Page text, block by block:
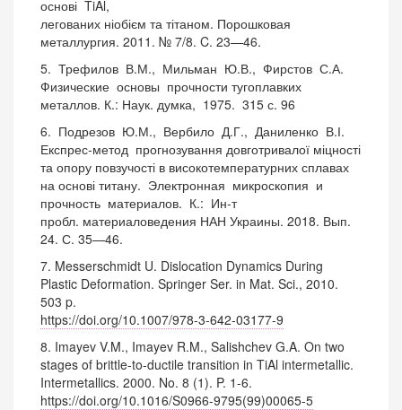
основі TiAl,
легованих ніобієм та тітаном. Порошковая
металлургия. 2011. № 7/8. C. 23—46.
5. Трефилов В.М., Мильман Ю.В., Фирстов С.А.
Физические основы прочности тугоплавких
металлов. К.: Наук. думка, 1975. 315 с. 96
6. Подрезов Ю.М., Вербило Д.Г., Даниленко В.І.
Експрес-метод прогнозування довготривалої міцності
та опору повзучості в високотемпературних сплавах
на основі титану. Электронная микроскопия и
прочность материалов. К.: Ин-т
пробл. материаловедения НАН Украины. 2018. Вып.
24. С. 35—46.
7. Messerschmidt U. Dislocation Dynamics During
Plastic Deformation. Springer Ser. in Mat. Sci., 2010.
503 p.
https://doi.org/10.1007/978-3-642-03177-9
8. Imayev V.M., Imayev R.M., Salishchev G.A. On two
stages of brittle-to-ductile transition in TiAl intermetallic.
Intermetallics. 2000. No. 8 (1). P. 1-6.
https://doi.org/10.1016/S0966-9795(99)00065-5